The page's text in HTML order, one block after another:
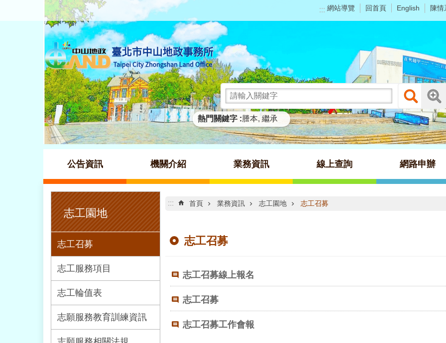
跳到主要內容區塊 ::: 網站導覽 回首頁 English 陳情
熱門關鍵字 謄本 繼承
公告資訊 機關介紹 業務資訊 線上查詢 網路申辦
:::
志工園地
志工召募
志工服務項目
志工輪值表
志願服務教育訓練資訊
::: 首頁 業務資訊 志工園地 志工召募
志工召募
志工召募線上報名
志工召募
志工召募工作會報